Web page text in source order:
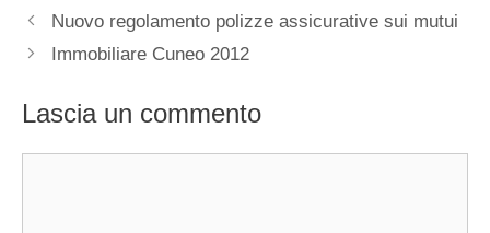
Nuovo regolamento polizze assicurative sui mutui
Immobiliare Cuneo 2012
Lascia un commento